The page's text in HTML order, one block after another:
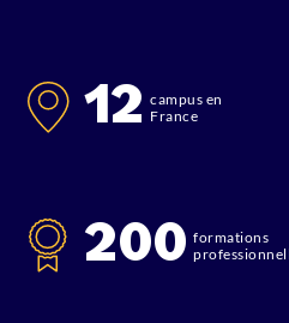
12 campus en
France
200 formations